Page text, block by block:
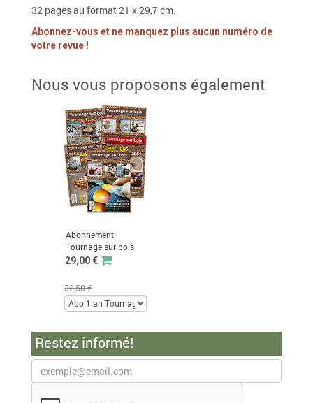
32 pages au format 21 x 29,7 cm.
Abonnez-vous et ne manquez plus aucun numéro de
votre revue !
Nous vous proposons également
Abonnement
Tournage sur bois
29,00 €
32,50 €
Restez informé!